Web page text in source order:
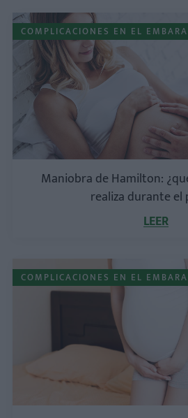
COMPLICACIONES EN EL
Maniobra de Hamilton:
realiza durante el
LEER
COMPLICACIONES EN EL